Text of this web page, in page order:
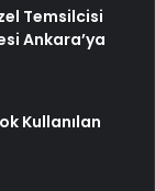
Temsilcisi
Ankara’ya
Kullanılan